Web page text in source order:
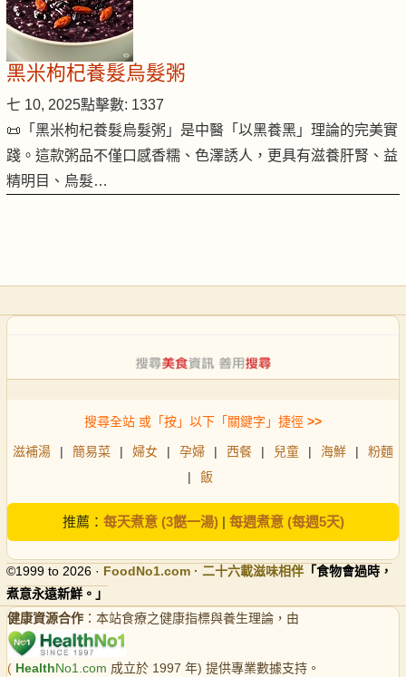
黑米枸杞養髮烏髮粥
七 10, 2025點擊數: 1337
📜「黑米枸杞養髮烏髮粥」是中醫「以黑養黑」理論的完美實
踐。這款粥品不僅口感香糯、色澤誘人，更具有滋養肝腎、益
精明目、烏髮…
搜尋全站 或「按」以下「關鍵字」捷徑 >>
滋補湯 | 簡易菜 | 婦女 | 孕婦 | 西餐 | 兒童 | 海鮮 |
粉麵
|
飯
推薦： 每天煮意 (3餸一湯)| 每週煮意 (每週5天)
©1999 to 2026 · FoodNo1.com · 二十六載滋味相伴 「食物會過時，
煮意永遠新鮮。」
健康資源合作 ：本站食療之健康指標與養生理論，由
( HealthNo1.com 成立於 1997 年) 提供專業數據支持。